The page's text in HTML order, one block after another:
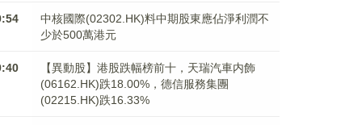
中核國際(02302.HK)料中期股東應佔淨利潤不
少於500萬港元
【異動股】港股跌幅榜前十，天瑞汽車内飾
(06162.HK)跌18.00%，德信服務集團
(02215.HK)跌16.33%